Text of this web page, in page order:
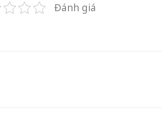
Đánh giá